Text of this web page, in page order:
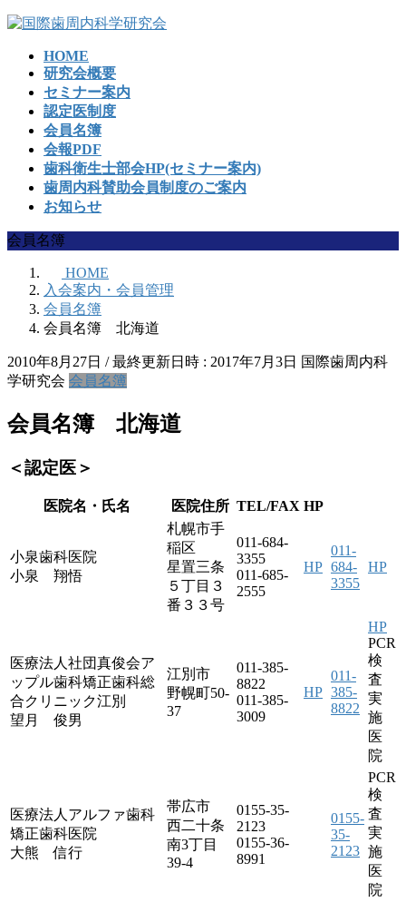
コ
ナ
HOME
研究会概要
セミナー案内
認定医制度
会員名簿
会報PDF
歯科衛生士部会HP(セミナー案内)
歯周内科賛助会員制度のご案内
お知らせ
会員名簿
HOME
入会案内・会員管理
会員名簿
会員名簿 北海道
2010年8月27日 / 最終更新日時 : 2017年7月3日 国際歯周内科
学研究会 会員名簿
会員名簿 北海道
＜認定医＞
医院名・氏名 医院住所 TEL/FAX HP
小泉歯科医院
小泉 翔悟
札幌市手
稲区
星置三条
５丁目３
番３３号
011-684-
3355
011-685-
2555
HP
011-
684-
3355
HP
医療法人社団真俊会ア
ップル歯科矯正歯科総
合クリニック江別
望月 俊男
江別市
野幌町50-
37
011-385-
8822
011-385-
3009
HP
011-
385-
8822
HP
PCR
検
査
実
施
医
院
医療法人アルファ歯科
矯正歯科医院
大熊 信行
帯広市
西二十条
南3丁目
39-4
0155-35-
2123
0155-36-
8991
0155-
35-
2123
PCR
検
査
実
施
医
院